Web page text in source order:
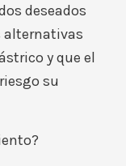
deseados
alternativas
y que el
su